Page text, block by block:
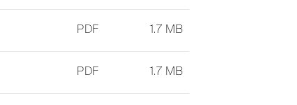
PDF 1.7 MB
PDF 1.7 MB